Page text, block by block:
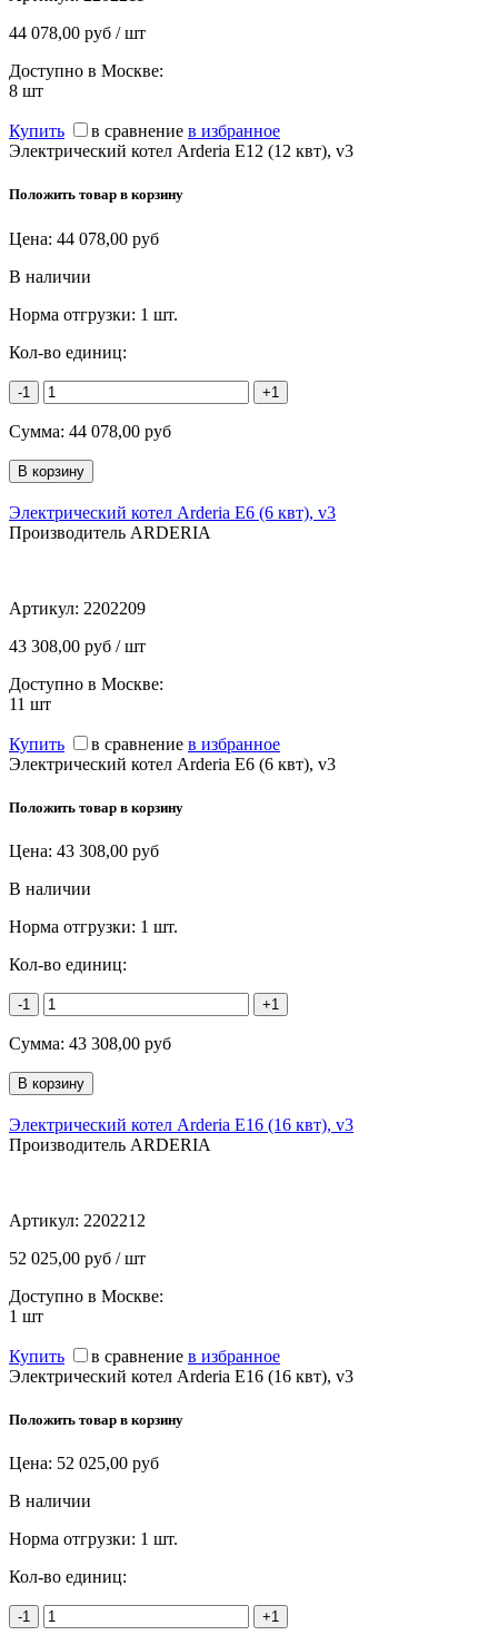
44 078,00 руб / шт
Доступно в Москве:
8 шт
Купить в сравнение в избранное
Электрический котел Arderia E12 (12 квт), v3
Положить товар в корзину
Цена: 44 078,00 руб
В наличии
Норма отгрузки: 1 шт.
Кол-во единиц:
-1 +1
Сумма: 44 078,00 руб
Электрический котел Arderia E6 (6 квт), v3
Производитель ARDERIA
Артикул: 2202209
43 308,00 руб / шт
Доступно в Москве:
11 шт
Купить в сравнение в избранное
Электрический котел Arderia E6 (6 квт), v3
Положить товар в корзину
Цена: 43 308,00 руб
В наличии
Норма отгрузки: 1 шт.
Кол-во единиц:
-1 +1
Сумма: 43 308,00 руб
Электрический котел Arderia E16 (16 квт), v3
Производитель ARDERIA
Артикул: 2202212
52 025,00 руб / шт
Доступно в Москве:
1 шт
Купить в сравнение в избранное
Электрический котел Arderia E16 (16 квт), v3
Положить товар в корзину
Цена: 52 025,00 руб
В наличии
Норма отгрузки: 1 шт.
Кол-во единиц:
-1 +1